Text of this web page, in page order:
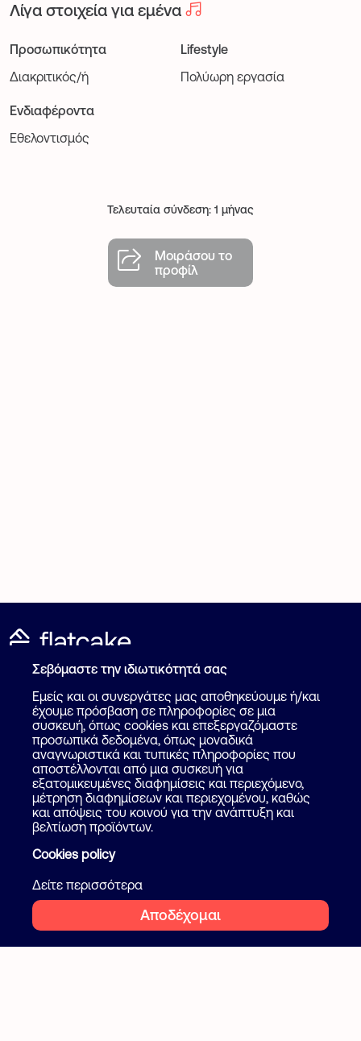
Λίγα στοιχεία για εμένα
Προσωπικότητα
Διακριτικός/ή
Lifestyle
Πολύωρη εργασία
Ενδιαφέροντα
Εθελοντισμός
Τελευταία σύνδεση: 1 μήνας
Μοιράσου το
προφίλ
Καταχώρηση Αγγελίας Για επαγγελματίες
Πως λειτουργεί Βοήθεια
Επικοινωνία Ψάξε επαγγελματία
Blog
2026 Flatcake. All rights reserved
Όροι και προϋποθέσεις
Ιδιωτικότητα
Cookies
Ακολουθήστε μας
Σεβόμαστε την ιδιωτικότητά σας
Εμείς και οι συνεργάτες μας αποθηκεύουμε ή/και
έχουμε πρόσβαση σε πληροφορίες σε μια
συσκευή, όπως cookies και επεξεργαζόμαστε
προσωπικά δεδομένα, όπως μοναδικά
αναγνωριστικά και τυπικές πληροφορίες που
αποστέλλονται από μια συσκευή για
εξατομικευμένες διαφημίσεις και περιεχόμενο,
μέτρηση διαφημίσεων και περιεχομένου, καθώς
και απόψεις του κοινού για την ανάπτυξη και
βελτίωση προϊόντων.
Cookies policy
Δείτε περισσότερα
Αποδέχομαι